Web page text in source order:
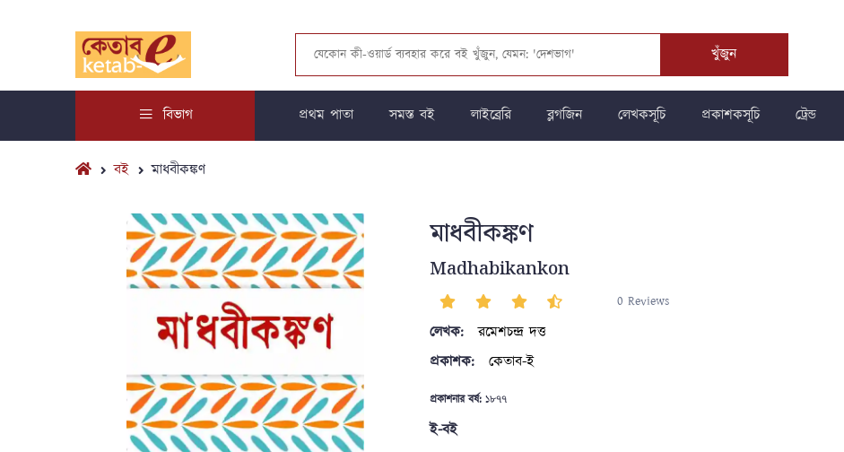
খুঁজুন
বিভাগ প্রথম পাতা সমস্ত বই লাইব্রেরি ব্লগজিন লেখকসূচি প্রকাশকসূচি ট্রেন্ড
বই মাধবীকঙ্কণ
মাধবীকঙ্কণ
Madhabikankon
0 Reviews
লেখক:
রমেশচন্দ্র দত্ত
প্রকাশক:
কেতাব-ই
প্রকাশনার বর্ষ:১৮৭৭
ই-বই